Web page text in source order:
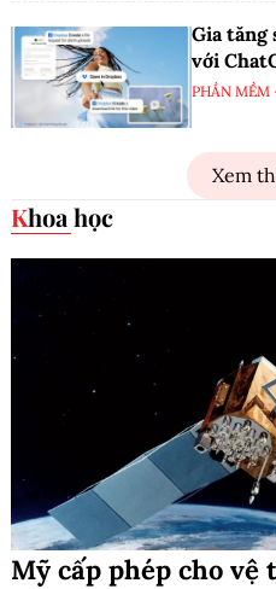
Gia tăng
với
PHẦN MỀM
Xem
Khoa học
Mỹ cấp phép cho vệ